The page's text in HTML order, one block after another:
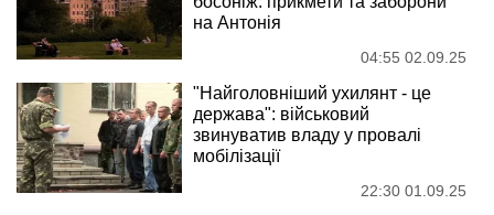
на Антонія
04:55 02.09.25
"Найголовніший ухилянт - це
держава": військовий
звинуватив владу у провалі
мобілізації
22:30 01.09.25